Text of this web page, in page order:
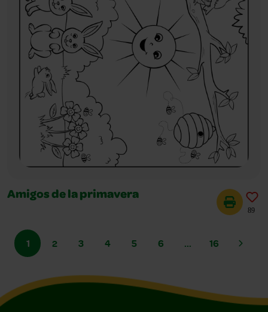
Amigos de la primavera
89
1 2 3 4 5 6 ... 16